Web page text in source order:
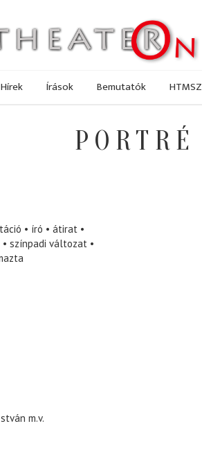
Hírek Írások Bemutatók HTMSZ
PORTRÉ
író
átirat
színpadi változat
m.v.